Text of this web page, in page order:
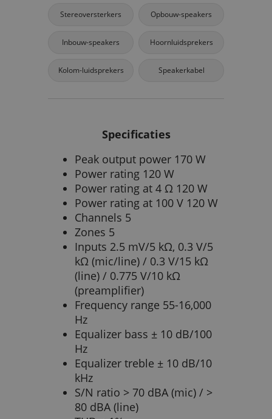
Stereoversterkers Opbouw-speakers
Inbouw-speakers Hoornluidsprekers
Kolom-luidsprekers Speakerkabel
Specificaties
Peak output power 170 W
Power rating 120 W
Power rating at 4 Ω 120 W
Power rating at 100 V 120 W
Channels 5
Zones 5
Inputs 2.5 mV/5 kΩ, 0.3 V/5
kΩ (mic/line) / 0.3 V/15 kΩ
(line) / 0.775 V/10 kΩ
(preamplifier)
Frequency range 55-16,000
Hz
Equalizer bass ± 10 dB/100
Hz
Equalizer treble ± 10 dB/10
kHz
S/N ratio > 70 dBA (mic) / >
80 dBA (line)